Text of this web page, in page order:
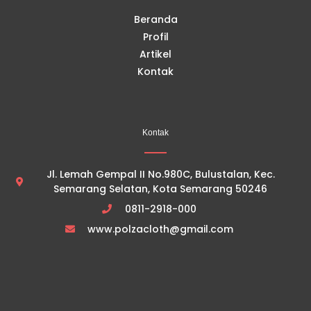
Beranda
Profil
Artikel
Kontak
Kontak
Jl. Lemah Gempal II No.980C, Bulustalan, Kec.
Semarang Selatan, Kota Semarang 50246
0811-2918-000
www.polzacloth@gmail.com